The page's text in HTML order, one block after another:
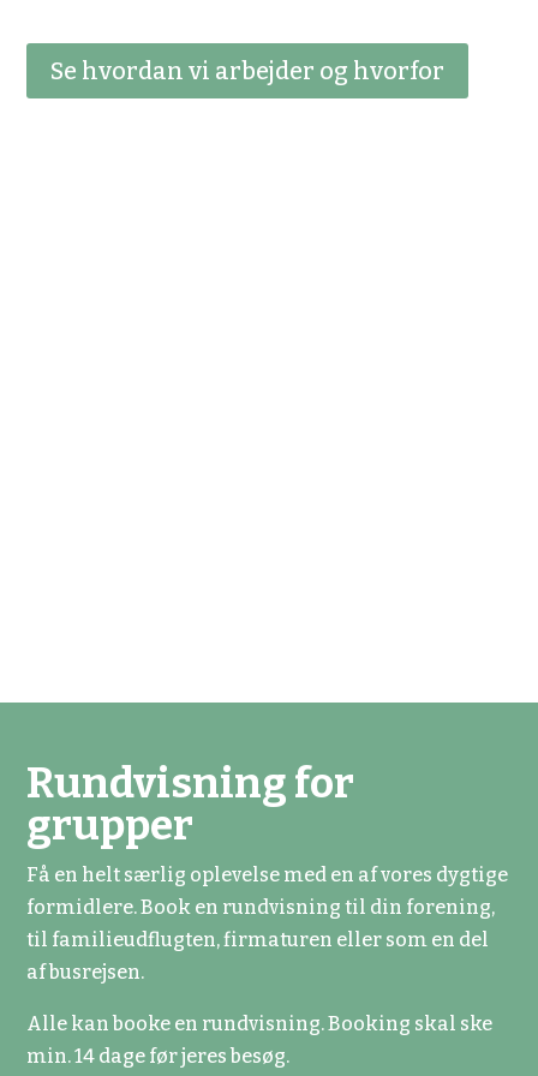
Se hvordan vi arbejder og hvorfor
Rundvisning for
grupper
Få en helt særlig oplevelse med en af vores dygtige
formidlere. Book en rundvisning til din forening,
til familieudflugten, firmaturen eller som en del
af busrejsen.
Alle kan booke en rundvisning. Booking skal ske
min. 14 dage før jeres besøg.